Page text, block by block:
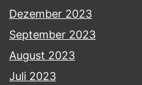
Dezember 2023
September 2023
August 2023
Juli 2023